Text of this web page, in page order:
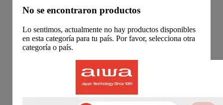
Electrodomésticos
Cocina
Microondas
Hornos tostadores
Grill/Panini
Arroceras
No se encontraron productos
Lo sentimos, actualmente no hay productos disponibles
en esta categoría para tu país. Por favor, selecciona otra
categoría o país.